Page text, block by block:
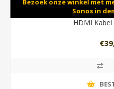
Bezoek onze winkel met
Sonos in
HDMI